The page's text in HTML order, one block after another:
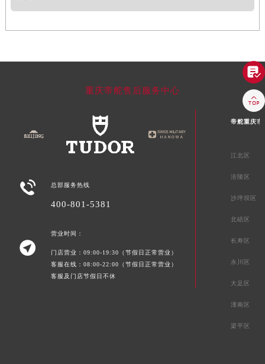
重庆帝舵售后服务中心
 总部服务热线
400-801-5381

营业时间：
门店营业：09:00-19:30（节假日正常营业）
客服在线：08:00-22:00（节假日正常营业）
客服及门店节假日不休
帝舵重庆市
江北区
涪陵区
沙坪坝区
北碚区
长寿区
永川区
大足区
潼南区
梁平区

